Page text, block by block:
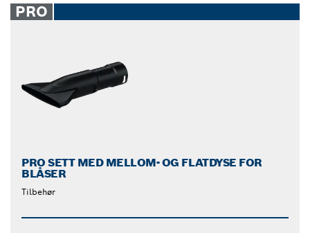
PRO
PRO SETT MED MELLOM- OG FLATDYSE FOR
BLÅSER
Tilbehør